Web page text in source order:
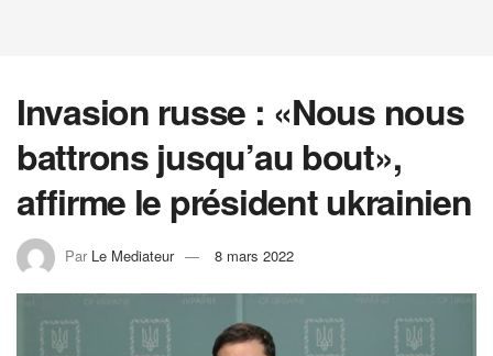
Invasion russe : «Nous nous
battrons jusqu’au bout»,
affirme le président ukrainien
Par Le Mediateur 8 mars 2022